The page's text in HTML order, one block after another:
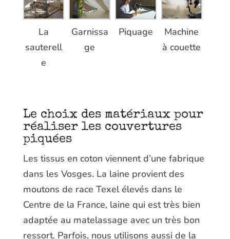
La
sauterell
e
Garnissa
ge
Piquage
Machine
à couette
Le choix des matériaux pour
réaliser les couvertures
piquées
Les tissus en coton viennent d’une fabrique
dans les Vosges. La laine provient des
moutons de race Texel élevés dans le
Centre de la France, laine qui est très bien
adaptée au matelassage avec un très bon
ressort. Parfois, nous utilisons aussi de la